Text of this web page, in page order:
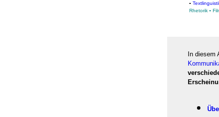
▪
Rhetorik ▪
In diesem